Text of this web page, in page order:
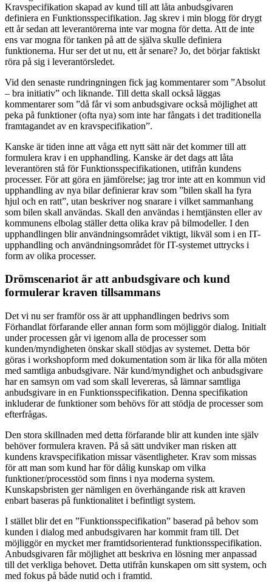
Kravspecifikation skapad av kund till att låta anbudsgivaren
definiera en Funktionsspecifikation. Jag skrev i min blogg för drygt
ett år sedan att leverantörerna inte var mogna för detta. Att de inte
ens var mogna för tanken på att de själva skulle definiera
funktionerna. Hur ser det ut nu, ett år senare? Jo, det börjar faktiskt
röra på sig i leverantörsledet.
Vid den senaste rundringningen fick jag kommentarer som ”Absolut
– bra initiativ” och liknande. Till detta skall också läggas
kommentarer som ”då får vi som anbudsgivare också möjlighet att
peka på funktioner (ofta nya) som inte har fångats i det traditionella
framtagandet av en kravspecifikation”.
Kanske är tiden inne att våga ett nytt sätt när det kommer till att
formulera krav i en upphandling. Kanske är det dags att låta
leverantören stå för Funktionsspecifikationen, utifrån kundens
processer. För att göra en jämförelse; jag tror inte att en kommun vid
upphandling av nya bilar definierar krav som ”bilen skall ha fyra
hjul och en ratt”, utan beskriver nog snarare i vilket sammanhang
som bilen skall användas. Skall den användas i hemtjänsten eller av
kommunens elbolag ställer detta olika krav på bilmodeller. I den
upphandlingen blir användningsområdet viktigt, likväl som i en IT-
upphandling och användningsområdet för IT-systemet uttrycks i
form av olika processer.
Drömscenariot är att anbudsgivare och kund
formulerar kraven tillsammans
Det vi nu ser framför oss är att upphandlingen bedrivs som
Förhandlat förfarande eller annan form som möjliggör dialog. Initialt
under processen går vi igenom alla de processer som
kunden/myndigheten önskar skall stödjas av systemet. Detta bör
göras i workshopform med dokumentation som är lika för alla möten
med samtliga anbudsgivare. När kund/myndighet och anbudsgivare
har en samsyn om vad som skall levereras, så lämnar samtliga
anbudsgivare in en Funktionsspecifikation. Denna specifikation
inkluderar de funktioner som behövs för att stödja de processer som
efterfrågas.
Den stora skillnaden med detta förfarande blir att kunden inte själv
behöver formulera kraven. På så sätt undviker man risken att
kundens kravspecifikation missar väsentligheter. Krav som missas
för att man som kund har för dålig kunskap om vilka
funktioner/processtöd som finns i nya moderna system.
Kunskapsbristen ger nämligen en överhängande risk att kraven
enbart baseras på funktionalitet i befintligt system.
I stället blir det en ”Funktionsspecifikation” baserad på behov som
kunden i dialog med anbudsgivaren har kommit fram till. Det
möjliggör en mycket mer framtidsorienterad funktionsspecifikation.
Anbudsgivaren får möjlighet att beskriva en lösning mer anpassad
till det verkliga behovet. Detta utifrån kunskapen om sitt system, och
med fokus på både nutid och i framtid.